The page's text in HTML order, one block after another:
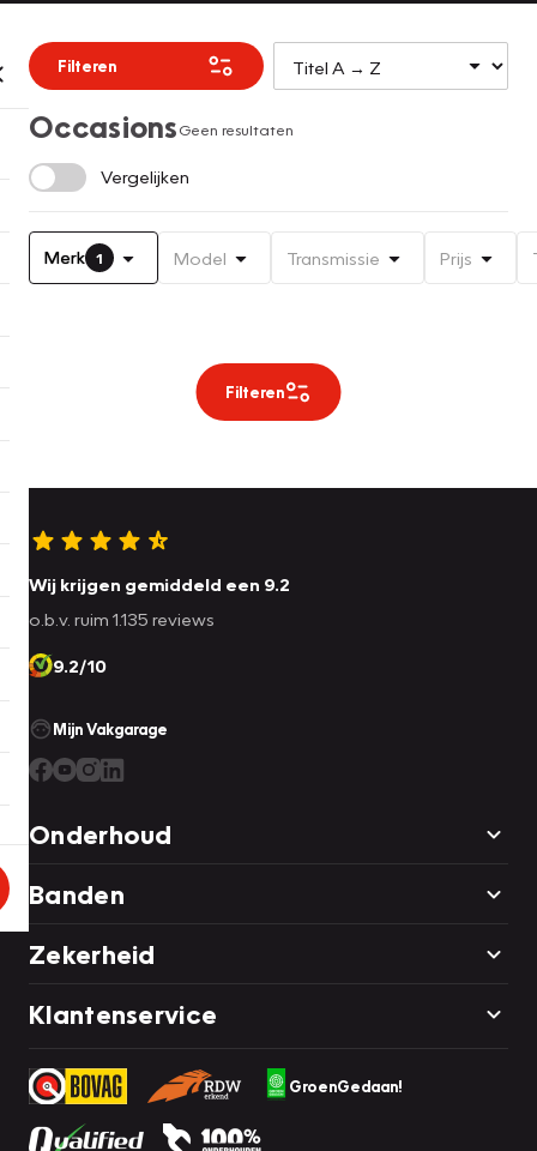
Filteren
OccasionsGeen resultaten
Vergelijken
Merk 1 Model Transmissie Prijs
Filteren
Wij krijgen gemiddeld een 9.2
o.b.v. ruim 1.135 reviews
9.2/10
Mijn Vakgarage
Onderhoud
Banden
Zekerheid
Klantenservice
GroenGedaan!